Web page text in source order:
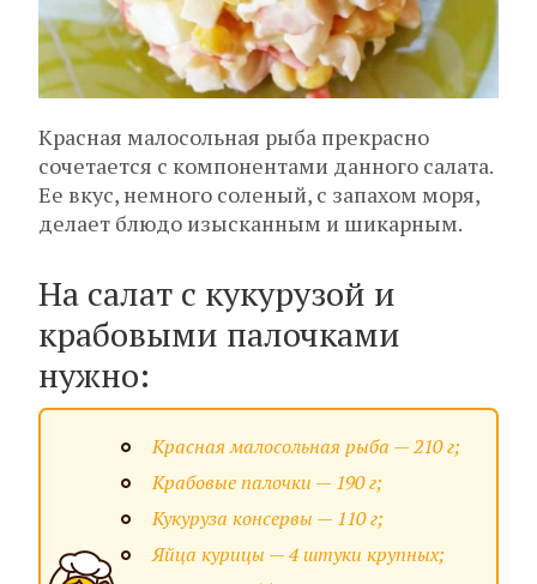
Красная малосольная рыба прекрасно
сочетается с компонентами данного салата.
Ее вкус, немного соленый, с запахом моря,
делает блюдо изысканным и шикарным.
На салат с кукурузой и
крабовыми палочками
нужно:
Красная малосольная рыба — 210 г;
Крабовые палочки — 190 г;
Кукуруза консервы — 110 г;
Яйца курицы — 4 штуки крупных;